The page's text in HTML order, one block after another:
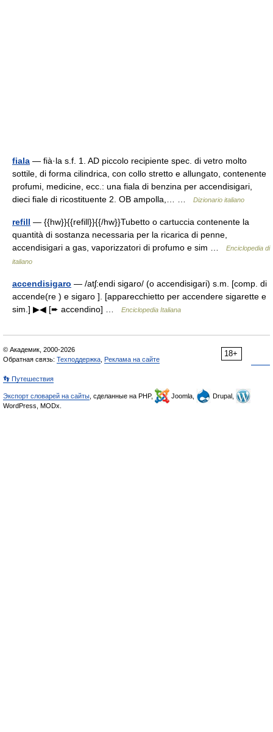
fiala — fià·la s.f. 1. AD piccolo recipiente spec. di vetro molto
sottile, di forma cilindrica, con collo stretto e allungato, contenente
profumi, medicine, ecc.: una fiala di benzina per accendisigari,
dieci fiale di ricostituente 2. OB ampolla,… …
Dizionario italiano
refill — {{hw}}{{refill}}{{/hw}}Tubetto o cartuccia contenente la
quantità di sostanza necessaria per la ricarica di penne,
accendisigari a gas, vaporizzatori di profumo e sim …
Enciclopedia di
italiano
accendisigaro — /atʃ:endi sigaro/ (o accendisigari) s.m. [comp. di
accende(re ) e sigaro ]. [apparecchietto per accendere sigarette e
sim.] ▶◀ [➨ accendino] …
Enciclopedia Italiana
18+
© Академик, 2000-2026
Обратная связь: Техподдержка Реклама на сайте
👣 Путешествия
Экспорт словарей на сайты , сделанные на PHP, Joomla,
Drupal,
WordPress, MODx.